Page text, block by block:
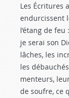
Les Écritures
endurcissent
l’étang de
je serai son
lâches, les
les
menteurs,
de soufre, ce